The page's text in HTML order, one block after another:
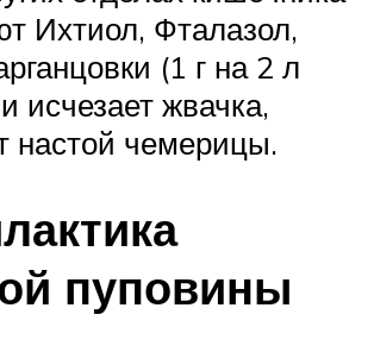
Ихтиол, Фталазол,
(1 г на 2 л
исчезает жвачка,
настой чемерицы.
пуповины